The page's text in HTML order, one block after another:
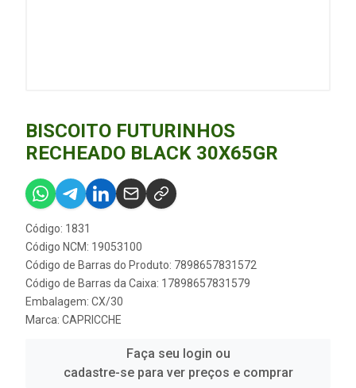
BISCOITO FUTURINHOS
RECHEADO BLACK 30X65GR
Código: 1831
Código NCM: 19053100
Código de Barras do Produto: 7898657831572
Código de Barras da Caixa: 17898657831579
Embalagem: CX/30
Marca: CAPRICCHE
Faça seu login ou
cadastre-se para ver preços e comprar